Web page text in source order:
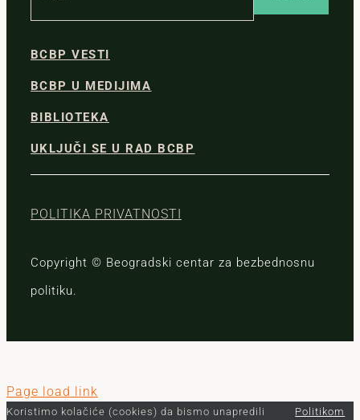
BCBP VESTI
BCBP U MEDIJIMA
BIBLIOTEKA
UKLJUČI SE U RAD BCBP
POLITIKA PRIVATNOSTI
Copyright © Beogradski centar za bezbednosnu
politiku.
Page load link
Koristimo kolačiće (cookies) da bismo unapredili Politikom